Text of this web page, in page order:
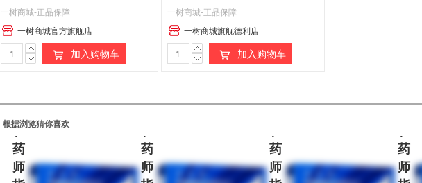
一树商城-正品保障
一树商城官方旗舰店
加入购物车
一树商城-正品保障
一树商城旗舰德利店
加入购物车
根据浏览猜你喜欢
处
方
在
药
师
药
师
处
方
药
师
药
师